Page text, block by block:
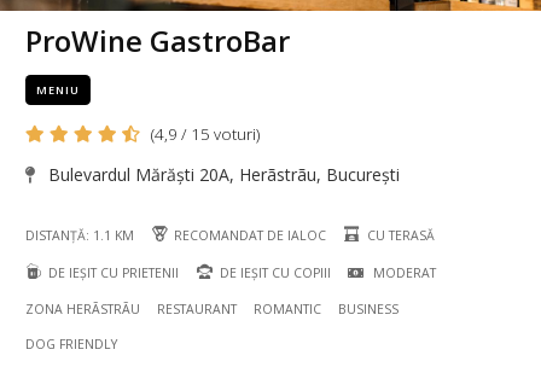
ProWine GastroBar
MENIU
(4,9 / 15 voturi)
Bulevardul Mărăști 20A, Herãstrãu, București
DISTANȚĂ: 1.1 KM RECOMANDAT DE IALOC CU TERASĂ
DE IEȘIT CU PRIETENII DE IEȘIT CU COPIII MODERAT
ZONA HERÃSTRÃU RESTAURANT ROMANTIC BUSINESS
DOG FRIENDLY